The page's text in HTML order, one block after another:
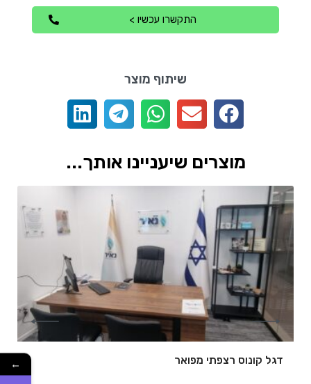
התקשרו עכשיו >
שיתוף מוצר
מוצרים שיעניינו אותך...
דגל קונוס רצפתי מפואר ←